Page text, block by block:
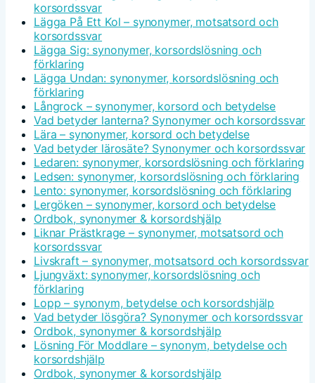
korsordssvar
Lägga På Ett Kol – synonymer, motsatsord och
korsordssvar
Lägga Sig: synonymer, korsordslösning och
förklaring
Lägga Undan: synonymer, korsordslösning och
förklaring
Långrock – synonymer, korsord och betydelse
Vad betyder lanterna? Synonymer och korsordssvar
Lära – synonymer, korsord och betydelse
Vad betyder lärosäte? Synonymer och korsordssvar
Ledaren: synonymer, korsordslösning och förklaring
Ledsen: synonymer, korsordslösning och förklaring
Lento: synonymer, korsordslösning och förklaring
Lergöken – synonymer, korsord och betydelse
Ordbok, synonymer & korsordshjälp
Liknar Prästkrage – synonymer, motsatsord och
korsordssvar
Livskraft – synonymer, motsatsord och korsordssvar
Ljungväxt: synonymer, korsordslösning och
förklaring
Lopp – synonym, betydelse och korsordshjälp
Vad betyder lösgöra? Synonymer och korsordssvar
Ordbok, synonymer & korsordshjälp
Lösning För Moddlare – synonym, betydelse och
korsordshjälp
Ordbok, synonymer & korsordshjälp